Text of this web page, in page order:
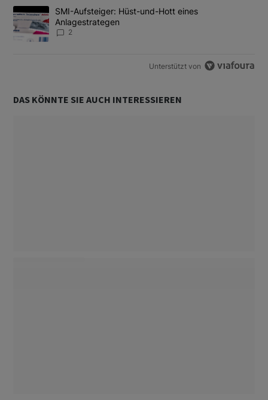
Ein Trendartikel mit dem Titel "SMI-Aufsteiger: Hüst-und-Hott
SMI-Aufsteiger: Hüst-und-Hott eines
Anlagestrategen
2
Unterstützt von
DAS KÖNNTE SIE AUCH INTERESSIEREN